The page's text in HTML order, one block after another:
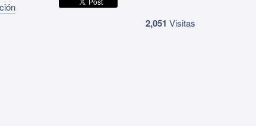
2,051 Visitas